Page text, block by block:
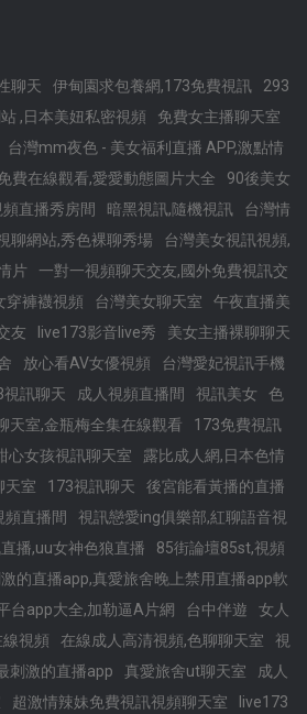
聊天 伊甸園求包養網,173免費視訊
293
,日本美妞私密視頻
免費女主播聊天室
台灣mm夜色 - 美女福利直播 APP,激點情
費在線觀看,愛愛動態圖片大全
90後美女
直播秀房間
暗黑視訊,隨機視訊
台灣情
聊網站,秀色裸聊秀場
台灣美女視訊視頻,
片
一對一視頻聊天交友,國外免費視訊交
穿褲襪視頻 台灣美女聊天室
午夜直播美
友 live173影音live秀
美女主播裸聊聊天
放心看AV女優視頻
台灣愛妃視訊手機
視訊聊天 成人視頻直播間 視訊美女
色
天室,金瓶梅全集在線觀看
173免費視訊
心女孩視訊聊天室
露比成人網,日本色情
天室 173視訊聊天
後宮能看黃播的直播
直播間
視訊戀愛ing俱樂部,紅聊語音視
播,uu女神色狼直播
85街論壇85st,視頻
的直播app,真愛旅舍晚上禁用直播app軟
台app大全,加勒逼A片網 台中伴遊
女人
視頻
在線成人高清視頻,色聊聊天室
視
刺激的直播app
真愛旅舍ut聊天室
成人
超激情辣妹免費視訊視頻聊天室 live173